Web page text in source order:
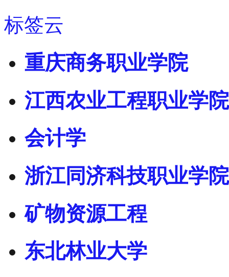
标签云
重庆商务职业学院
江西农业工程职业学院
会计学
浙江同济科技职业学院
矿物资源工程
东北林业大学